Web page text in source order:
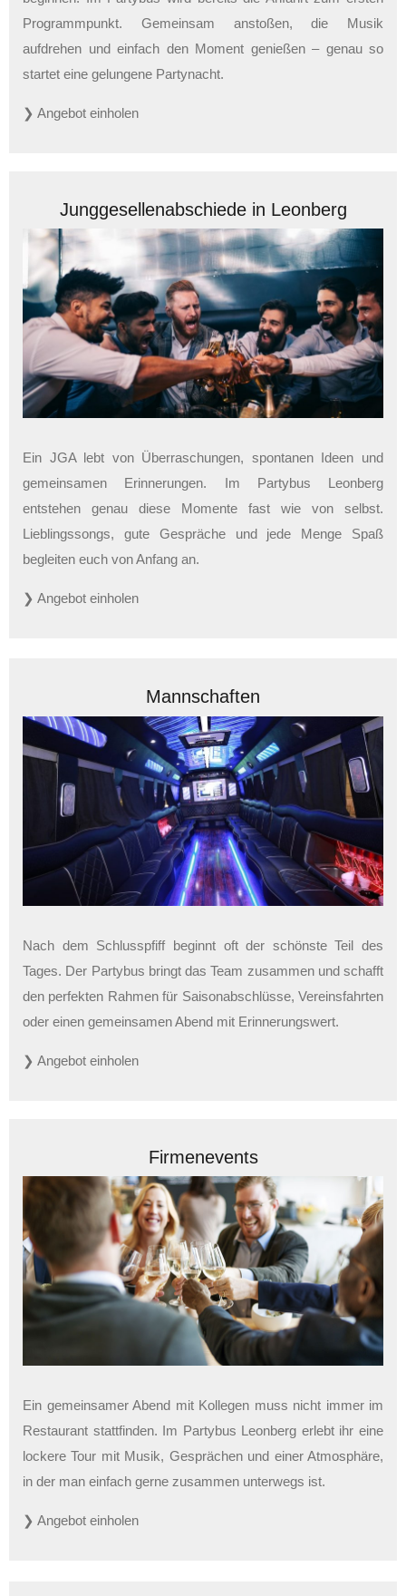
Programmpunkt. Gemeinsam anstoßen, die Musik
aufdrehen und einfach den Moment genießen – genau so
startet eine gelungene Partynacht.
❯ Angebot einholen
Junggesellenabschiede in Leonberg
Ein JGA lebt von Überraschungen, spontanen Ideen und
gemeinsamen Erinnerungen. Im Partybus Leonberg
entstehen genau diese Momente fast wie von selbst.
Lieblingssongs, gute Gespräche und jede Menge Spaß
begleiten euch von Anfang an.
❯ Angebot einholen
Mannschaften
Nach dem Schlusspfiff beginnt oft der schönste Teil des
Tages. Der Partybus bringt das Team zusammen und schafft
den perfekten Rahmen für Saisonabschlüsse, Vereinsfahrten
oder einen gemeinsamen Abend mit Erinnerungswert.
❯ Angebot einholen
Firmenevents
Ein gemeinsamer Abend mit Kollegen muss nicht immer im
Restaurant stattfinden. Im Partybus Leonberg erlebt ihr eine
lockere Tour mit Musik, Gesprächen und einer Atmosphäre,
in der man einfach gerne zusammen unterwegs ist.
❯ Angebot einholen